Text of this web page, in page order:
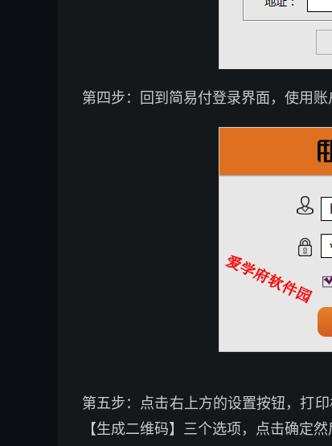
第四步：回到简易付登录界面，使用
第五步：点击右上方的设置按钮，打
【生成二维码】三个选项，点击确定